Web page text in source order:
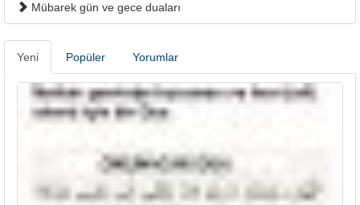
Mübarek gün ve gece duaları
Yeni Popüler Yorumlar